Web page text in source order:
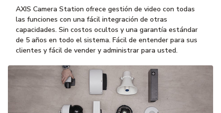
AXIS Camera Station ofrece gestión de video con todas
las funciones con una fácil integración de otras
capacidades. Sin costos ocultos y una garantía estándar
de 5 años en todo el sistema. Fácil de entender para sus
clientes y fácil de vender y administrar para usted.